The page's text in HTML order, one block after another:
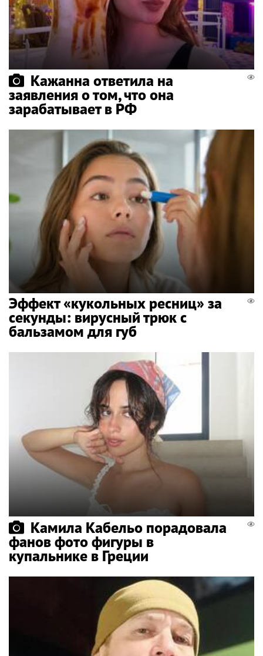
Кажанна ответила на
заявления о том, что она
зарабатывает в РФ
Эффект «кукольных ресниц» за
секунды: вирусный трюк с
бальзамом для губ
Камила Кабельо порадовала
фанов фото фигуры в
купальнике в Греции